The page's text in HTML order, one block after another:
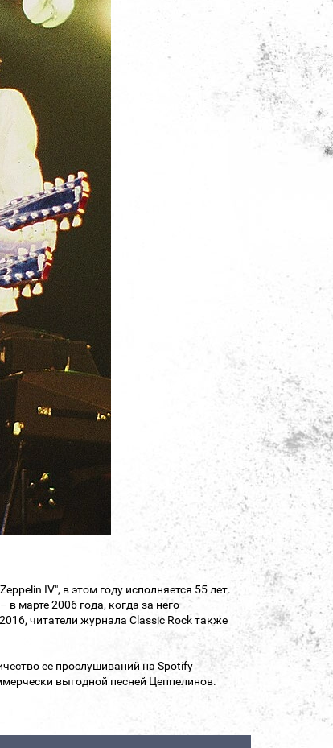
IV", в этом году исполняется 55 лет.
марте 2006 года, когда за него
читатели журнала Classic Rock также
ее прослушиваний на Spotify
выгодной песней Цеппелинов.